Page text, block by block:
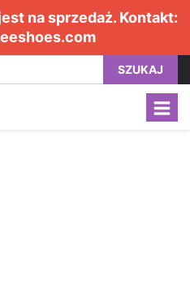
na sprzedaż. Kontakt:
SZUKAJ